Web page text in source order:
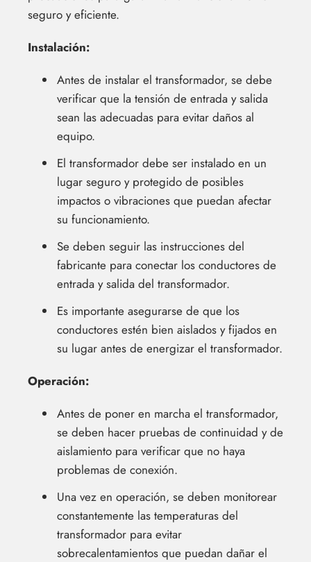
seguro y eficiente.
Instalación:
Antes de instalar el transformador, se debe
verificar que la tensión de entrada y salida
sean las adecuadas para evitar daños al
equipo.
El transformador debe ser instalado en un
lugar seguro y protegido de posibles
impactos o vibraciones que puedan afectar
su funcionamiento.
Se deben seguir las instrucciones del
fabricante para conectar los conductores de
entrada y salida del transformador.
Es importante asegurarse de que los
conductores estén bien aislados y fijados en
su lugar antes de energizar el transformador.
Operación:
Antes de poner en marcha el transformador,
se deben hacer pruebas de continuidad y de
aislamiento para verificar que no haya
problemas de conexión.
Una vez en operación, se deben monitorear
constantemente las temperaturas del
transformador para evitar
sobrecalentamientos que puedan dañar el